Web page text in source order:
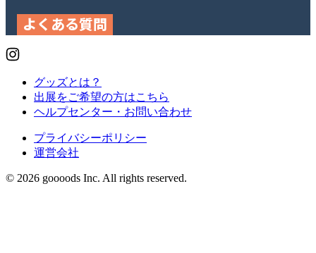
よくある質問
グッズとは？
出展をご希望の方はこちら
ヘルプセンター・お問い合わせ
プライバシーポリシー
運営会社
© 2026 goooods Inc. All rights reserved.